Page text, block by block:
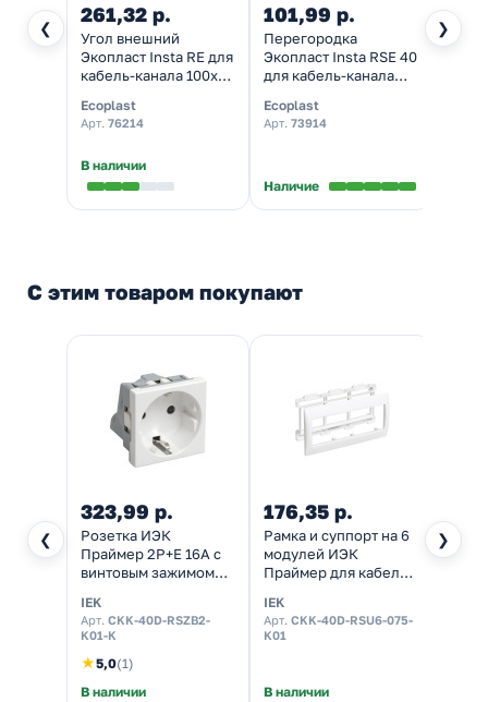
❮ ❯
261,32 р.
Угол внешний
Экопласт Insta RE для
кабель-канала 100х40
Ecoplast
Арт. 76214
В наличии
101,99 р.
Перегородка
Экопласт Insta RSE 40
для кабель-канала
144м]
Ecoplast
Арт. 73914
Наличие
С этим товаром покупают
❮ ❯
323,99 р.
Розетка ИЭК
Праймер 2P+E 16А с
винтовым зажимом
белый
IEK
Арт. CKK-40D-RSZB2-
K01-K
★5,0(1)
В наличии
176,35 р.
Рамка и суппорт на 6
модулей ИЭК
Праймер для кабель-
мм
IEK
Арт. CKK-40D-RSU6-075-
K01
В наличии